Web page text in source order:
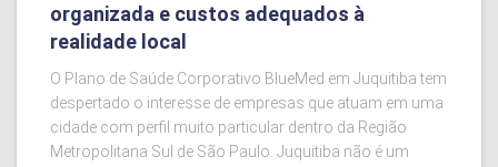
organizada e custos adequados à
realidade local
O Plano de Saúde Corporativo BlueMed em Juquitiba tem
despertado o interesse de empresas que atuam em uma
cidade com perfil muito particular dentro da Região
Metropolitana Sul de São Paulo. Juquitiba não é um